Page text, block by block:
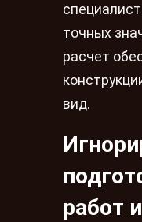
точных
расчет
вид.
работ